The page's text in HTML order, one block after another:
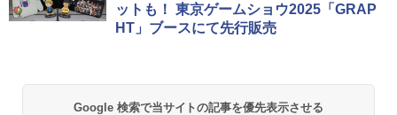
ットも！ 東京ゲームショウ2025「GRAP
HT」ブースにて先行販売
Google 検索で当サイトの記事を優先表示させる